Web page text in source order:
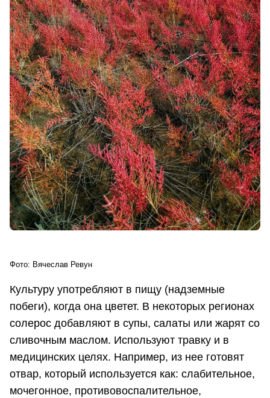
Фото: Вячеслав Ревун
Культуру употребляют в пищу (надземные
побеги), когда она цветет. В некоторых регионах
солерос добавляют в супы, салаты или жарят со
сливочным маслом. Используют травку и в
медицинских целях. Например, из нее готовят
отвар, который используется как: слабительное,
мочегонное, противовоспалительное,